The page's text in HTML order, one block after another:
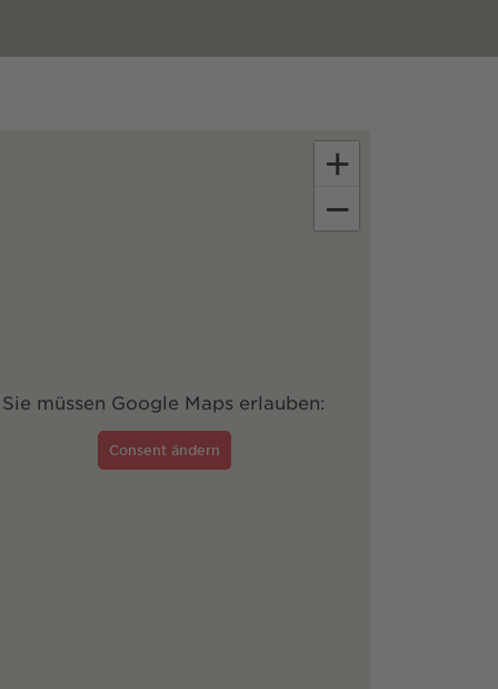
Sie müssen Google Maps erlauben:
Consent ändern
+
−